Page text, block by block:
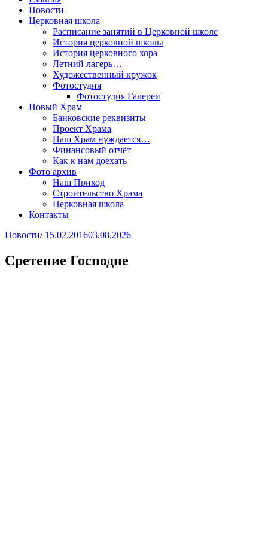
Новости
Церковная школа
Расписание занятий в Церковной школе
История церковной школы
История церковного хора
Летний лагерь…
Художественный кружок
Фотостудия
Фотостудия Галереи
Новый Храм
Банковские реквизиты
Проект Храма
Наш Храм нуждается…
Финансовый отчёт
Как к нам доехать
Фото архив
Наш Приход
Строительство Храма
Церковная школа
Контакты
Новости/ 15.02.201603.08.2026
Сретение Господне